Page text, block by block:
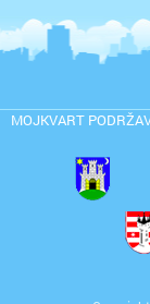
MOJKVART